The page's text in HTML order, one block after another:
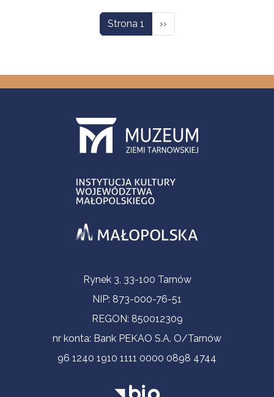
Strona 1 Następna strona
››
Informacje kontaktoweRynek 3, 33-100 Tarnów
NIP: 873-000-76-51
REGON: 850012309
nr konta: Bank PEKAO S.A. O/Tarnów
96 1240 1910 1111 0000 0898 4744